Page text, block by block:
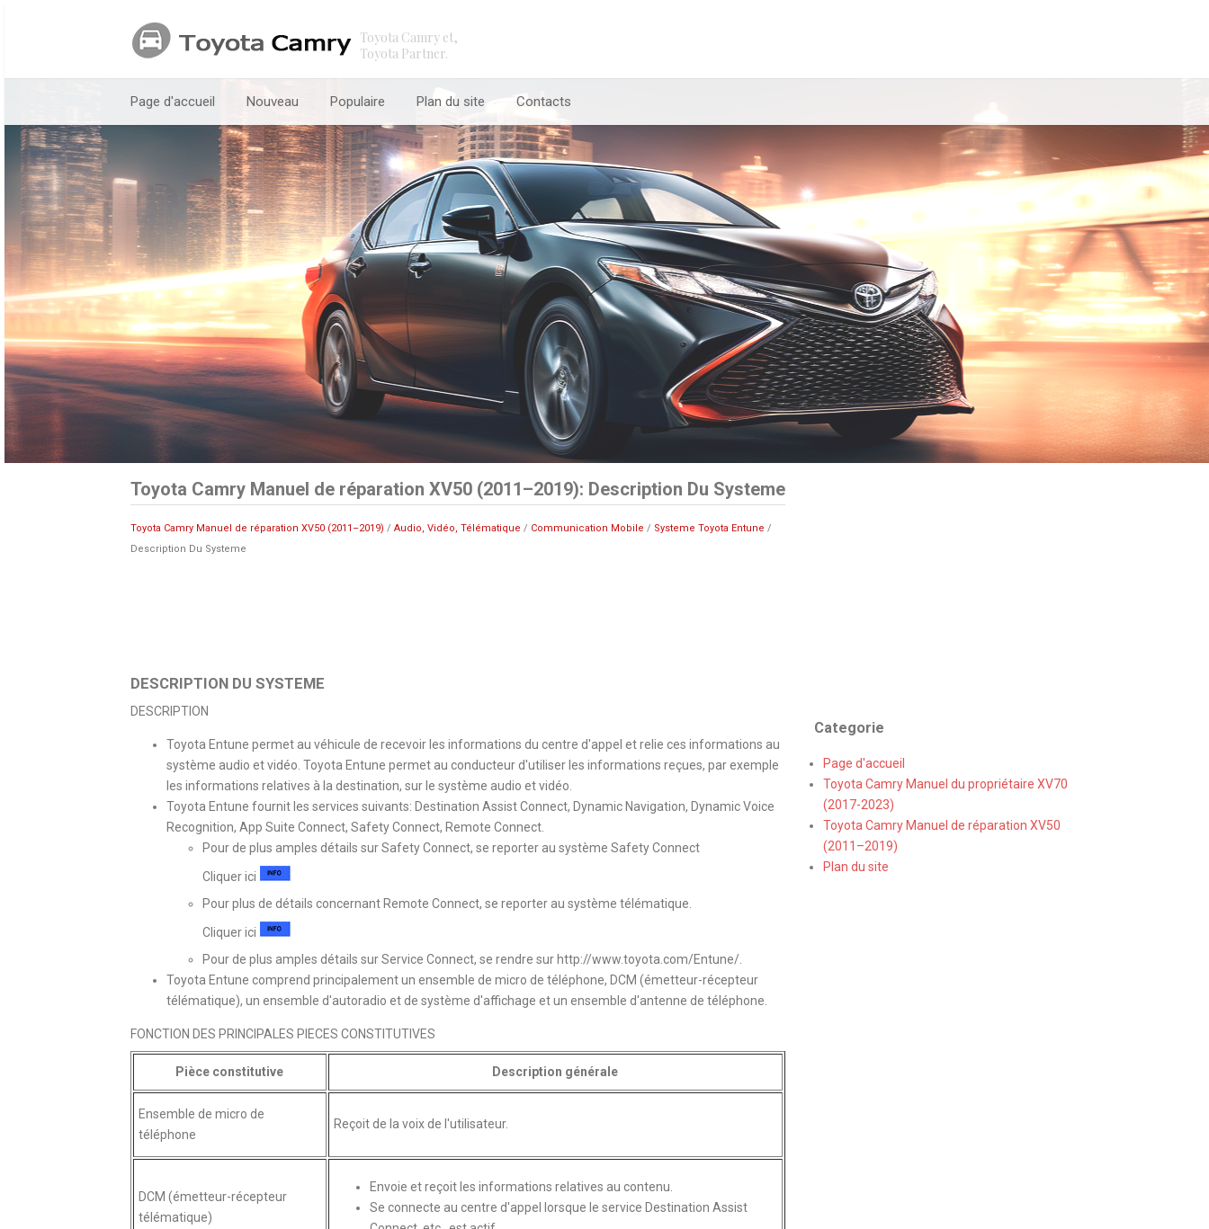
Toyota Camry et,
Toyota Partner.
Page d'accueil Nouveau Populaire Plan du site Contacts
Toyota Camry Manuel de réparation XV50 (2011–2019): Description Du Systeme
Toyota Camry Manuel de réparation XV50 (2011–2019) / Audio, Vidéo, Télématique / Communication Mobile / Systeme Toyota Entune /
Description Du Systeme
DESCRIPTION DU SYSTEME
DESCRIPTION
Toyota Entune permet au véhicule de recevoir les informations du centre d'appel et relie ces informations au
système audio et vidéo. Toyota Entune permet au conducteur d'utiliser les informations reçues, par exemple
les informations relatives à la destination, sur le système audio et vidéo.
Toyota Entune fournit les services suivants: Destination Assist Connect, Dynamic Navigation, Dynamic Voice
Recognition, App Suite Connect, Safety Connect, Remote Connect.
Pour de plus amples détails sur Safety Connect, se reporter au système Safety Connect
Cliquer ici
Pour plus de détails concernant Remote Connect, se reporter au système télématique.
Cliquer ici
Pour de plus amples détails sur Service Connect, se rendre sur http://www.toyota.com/Entune/.
Toyota Entune comprend principalement un ensemble de micro de téléphone, DCM (émetteur-récepteur
télématique), un ensemble d'autoradio et de système d'affichage et un ensemble d'antenne de téléphone.
FONCTION DES PRINCIPALES PIECES CONSTITUTIVES
Pièce constitutive Description générale
Ensemble de micro de
téléphone
Reçoit de la voix de l'utilisateur.
DCM (émetteur-récepteur
télématique)
Envoie et reçoit les informations relatives au contenu.
Se connecte au centre d'appel lorsque le service Destination Assist
Categorie
Page d'accueil
Toyota Camry Manuel du propriétaire XV70
(2017-2023)
Toyota Camry Manuel de réparation XV50
(2011–2019)
Plan du site